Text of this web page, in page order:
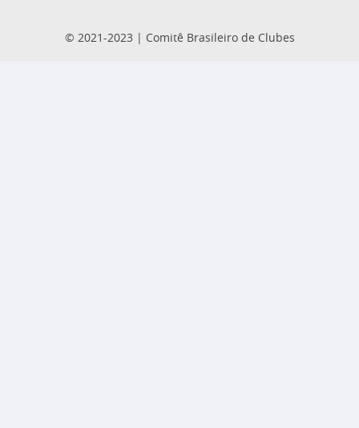
© 2021-2023 | Comitê Brasileiro de Clubes